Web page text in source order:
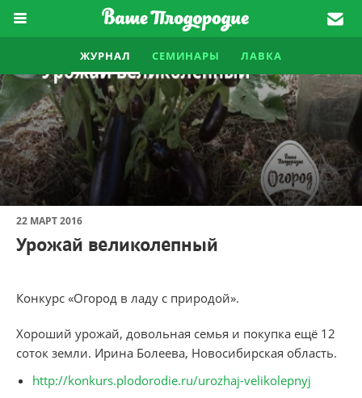
ЖУРНАЛ СЕМИНАРЫ ЛАВКА
22 МАРТ 2016
Урожай великолепный
Конкурс «Огород в ладу с природой».
Хороший урожай, довольная семья и покупка ещё 12
соток земли. Ирина Болеева, Новосибирская область.
http://konkurs.plodorodie.ru/urozhaj-velikolepnyj